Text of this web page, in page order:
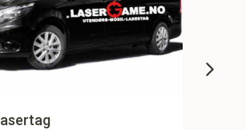
Utendørs Lasertag